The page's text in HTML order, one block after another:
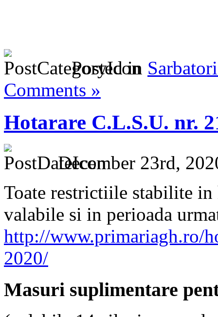
Posted in
Comments »
Hotarare C.L.S.U. nr.
December 23rd,
Toate restrictiile stabilite in
valabile si in perioada
http://www.primariagh.ro/
2020/
Masuri suplimentare